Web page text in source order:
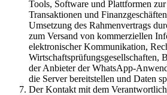
Tools, Software und Plattformen
Transaktionen und
Umsetzung des Rahmenvertrags
zum Versand von kommerziellen
elektronischer Kommunikation,
Wirtschaftsprüfungsgesellschaften,
der Anbieter der WhatsApp-
die Server bereitstellen und Daten
Der Kontakt mit dem